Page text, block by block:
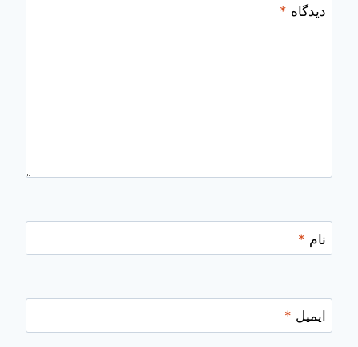
دیدگاه *
نام *
ایمیل *